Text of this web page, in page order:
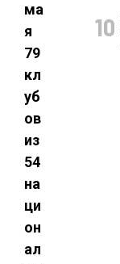
ма
я
79
кл
уб
ов
из
54
на
ци
он
ал